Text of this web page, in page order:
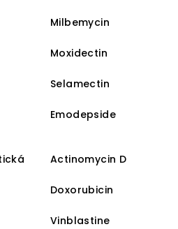
Milbemycin
Moxidectin
Selamectin
Emodepside
Actinomycin D
Doxorubicin
Vinblastine